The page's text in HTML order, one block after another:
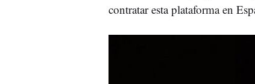
contratar esta plataforma en